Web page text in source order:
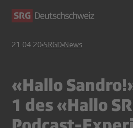
21.04.20 SRGD News
«Hallo
1 des «Hallo